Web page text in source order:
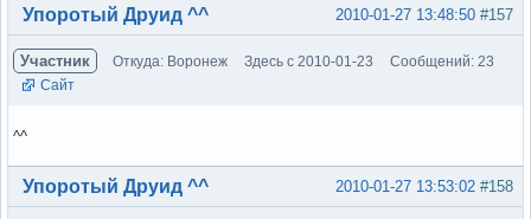
Вне форума #157
2010-01-27 13:48:50
Упоротый Друид ^^
Участник Откуда: Воронеж Здесь с 2010-01-23
Сообщений: 23
Сайт
^^
Вне форума #158
2010-01-27 13:53:02
Упоротый Друид ^^